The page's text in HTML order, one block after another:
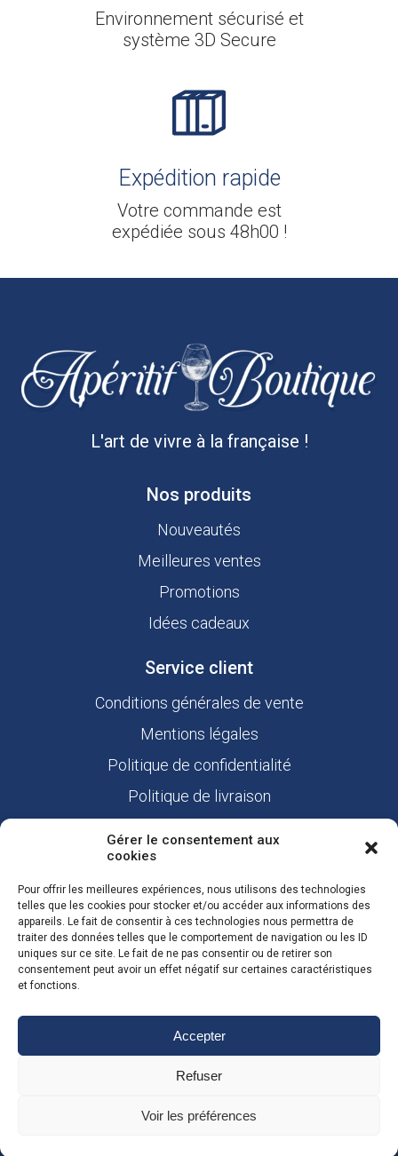
Gérer le consentement aux
cookies
Pour offrir les meilleures expériences, nous utilisons des technologies
telles que les cookies pour stocker et/ou accéder aux informations des
appareils. Le fait de consentir à ces technologies nous permettra de
traiter des données telles que le comportement de navigation ou les ID
uniques sur ce site. Le fait de ne pas consentir ou de retirer son
consentement peut avoir un effet négatif sur certaines caractéristiques
et fonctions.
Accepter
Refuser
Voir les préférences
Environnement sécurisé et
système 3D Secure
Expédition rapide
Votre commande est
expédiée sous 48h00 !
L'art de vivre à la française !
Nos produits
Nouveautés
Meilleures ventes
Promotions
Idées cadeaux
Service client
Conditions générales de vente
Mentions légales
Politique de confidentialité
Politique de livraison
Mon compte
Commandes
Adresses